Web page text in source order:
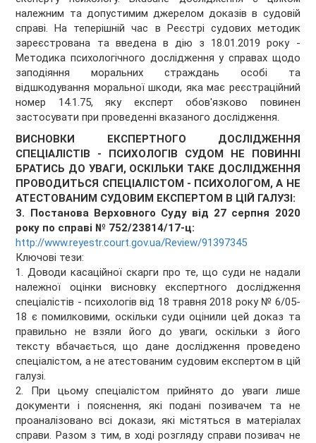
належним та допустимим джерелом доказів в судовій
справі. На теперішній час в Реєстрі судових методик
зареєстрована та введена в дію з 18.01.2019 року -
Методика психологічного дослідження у справах щодо
заподіяння моральних страждань особі та
відшкодування моральної шкоди, яка має реєстраційний
номер 14.1.75, яку експерт обов'язково повинен
застосувати при проведенні вказаного дослідження.
ВИСНОВКИ ЕКСПЕРТНОГО ДОСЛІДЖЕННЯ
СПЕЦІАЛІСТІВ - ПСИХОЛОГІВ СУДОМ НЕ ПОВИННІ
БРАТИСЬ ДО УВАГИ, ОСКІЛЬКИ ТАКЕ ДОСЛІДЖЕННЯ
ПРОВОДИТЬСЯ СПЕЦІАЛІСТОМ - ПСИХОЛОГОМ, А НЕ
АТЕСТОВАНИМ СУДОВИМ ЕКСПЕРТОМ В ЦІЙ ГАЛУЗІ:
3. Постанова Верховного Суду від 27 серпня 2020
року по справі № 752/23814/17-ц:
http://www.reyestr.court.gov.ua/Review/91397345
Ключові тези:
1. Доводи касаційної скарги про те, що суди не надали
належної оцінки висновку експертного дослідження
спеціалістів - психологів від 18 травня 2018 року № 6/05-
18 є помилковими, оскільки суди оцінили цей доказ та
правильно не взяли його до уваги, оскільки з його
тексту вбачається, що дане дослідження проведено
спеціалістом, а не атестованим судовим експертом в цій
галузі.
2. При цьому спеціалістом прийнято до уваги лише
документи і пояснення, які подані позивачем та не
проаналізовано всі докази, які містяться в матеріалах
справи. Разом з тим, в ході розгляду справи позивач не